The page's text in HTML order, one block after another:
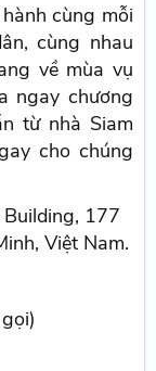
cùng mỗi
cùng nhau
về mùa vụ
ngay chương
từ nhà Siam
cho chúng
177
Việt Nam.